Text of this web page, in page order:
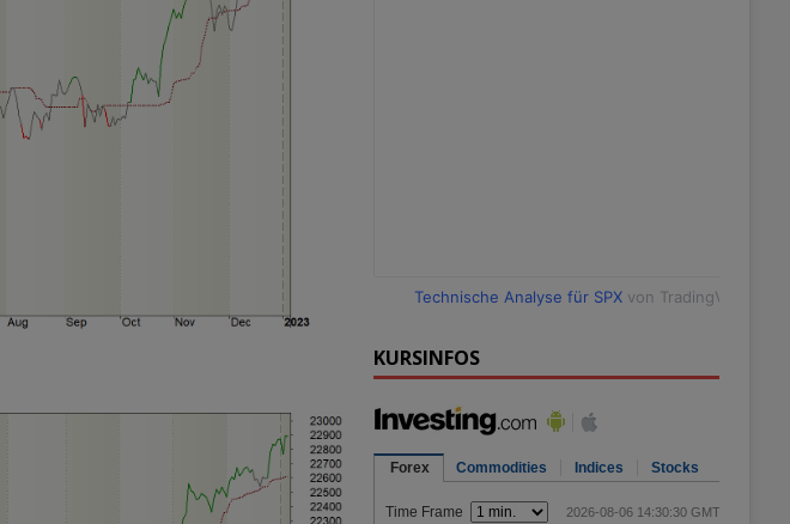
Technische Analyse für SPXvon TradingView
KURSINFOS